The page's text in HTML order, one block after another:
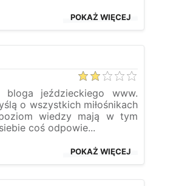
POKAŻ WIĘCEJ
bloga jeździeckiego www.
o wszystkich miłośnikach
wiedzy mają w tym
coś odpowie...
POKAŻ WIĘCEJ